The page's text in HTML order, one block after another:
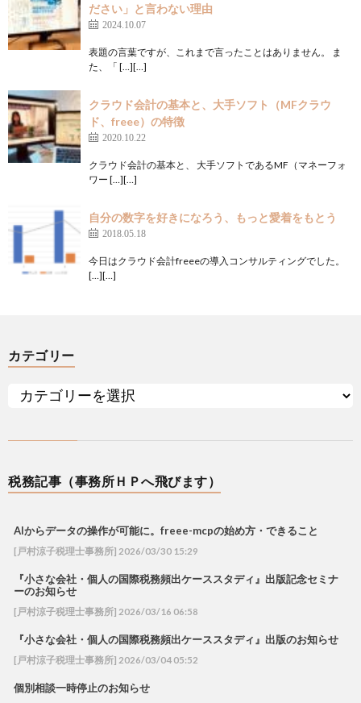
ださい」と言わない理由
2024.10.07
表題の言葉ですが、これまで言ったことはありません。 ま
た、「 […][…]
クラウド会計の基本と、大手ソフト（MFクラウ
ド、freee）の特徴
2020.10.22
クラウド会計の基本と、 大手ソフトであるMF（マネーフォ
ワー […][…]
自分の数字を好きになろう、もっと愛着をもとう
2018.05.18
今日はクラウド会計freeeの導入コンサルティングでした。
[…][…]
カテゴリー
税務記事（事務所ＨＰへ飛びます）
AIからデータの操作が可能に。freee-mcpの始め方・できること
[戸村涼子税理士事務所] 2026/03/30 15:29
『小さな会社・個人の国際税務頻出ケーススタディ』出版記念セミナ
ーのお知らせ
[戸村涼子税理士事務所] 2026/03/16 06:58
『小さな会社・個人の国際税務頻出ケーススタディ』出版のお知らせ
[戸村涼子税理士事務所] 2026/03/04 05:52
個別相談一時停止のお知らせ